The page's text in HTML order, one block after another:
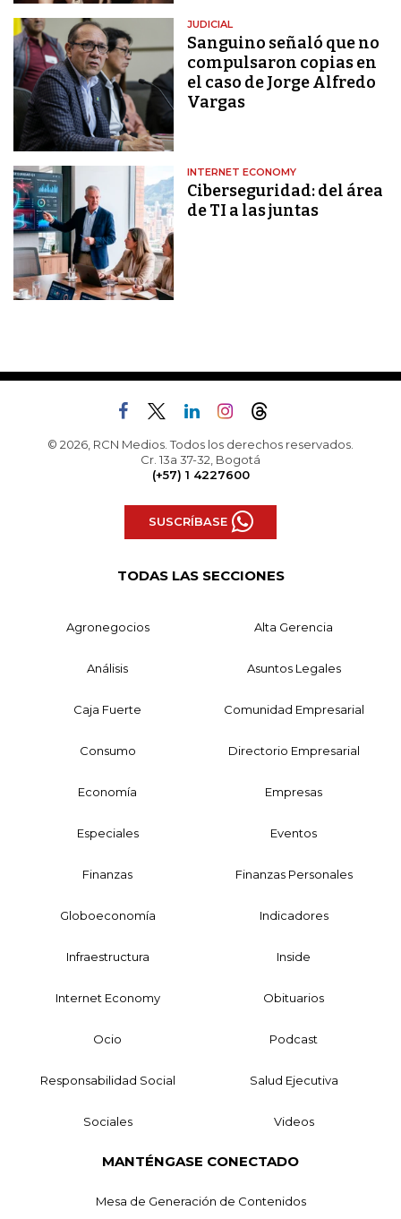
JUDICIAL
Sanguino señaló que no
compulsaron copias en
el caso de Jorge Alfredo
Vargas
INTERNET ECONOMY
Ciberseguridad: del área
de TI a las juntas
© 2026, RCN Medios. Todos los derechos reservados.
Cr. 13a 37-32, Bogotá
(+57) 1 4227600
SUSCRÍBASE
TODAS LAS SECCIONES
Agronegocios Alta Gerencia
Análisis Asuntos Legales
Caja Fuerte Comunidad Empresarial
Consumo Directorio Empresarial
Economía Empresas
Especiales Eventos
Finanzas Finanzas Personales
Globoeconomía Indicadores
Infraestructura Inside
Internet Economy Obituarios
Ocio Podcast
Responsabilidad Social Salud Ejecutiva
Sociales Videos
MANTÉNGASE CONECTADO
Mesa de Generación de Contenidos